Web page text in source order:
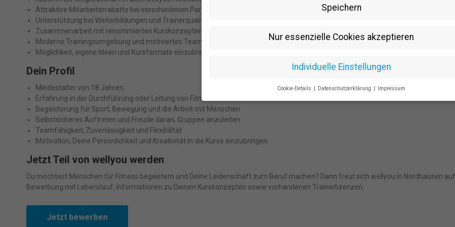
Attraktive Mitarbeiterrabatte bei verschiedenen Partnerunternehmen
Unterstützung bei Weiterbildungen und Trainerqualifikationen
Zusammenarbeit mit renommierten Kurskonzepten und Trainingsprogrammen
Moderne Trainingsumgebung und motiviertes Team
Möglichkeit, eigene Ideen und Kursformate einzubringen
Dein Profil
Mindestalter von 18 Jahren
Erfahrung in der Durchführung oder Leitung von Fitness- und Gesundheitskursen
Begeisterung für Sport, Bewegung und die Arbeit mit Menschen
Selbstsicheres Auftreten und Freude daran, Gruppen anzuleiten
Teamfähigkeit, Zuverlässigkeit und Flexibilität
Motivation, Deine Persönlichkeit und Kreativität in die Kurse einzubringen
Jetzt Teil von wellyou werden
Du möchtest Menschen für Fitness begeistern und Deine Leidenschaft zum Beruf machen? Dann freut sich wellyou in Nordhausen
Bewerbung mit Lebenslauf, Informationen zu Deinen Kurskonzepten sowie vorhandenen Trainerlizenzen.
Jetzt bewerben
Speichern
Nur essenzielle Cookies akzeptieren
Individuelle Einstellungen
Cookie-Details Datenschutzerklärung Impressum
Datenschutzeinstellungen
Wenn Sie unter 16 Jahre alt sind und Ihre Zustimmung zu freiwilligen Diensten
geben möchten, müssen Sie Ihre Erziehungsberechtigten um Erlaubnis bitten.
Wir verwenden Cookies und andere Technologien auf unserer Website. Einige
ihnen sind essenziell, während andere uns helfen, diese Website und Ihre
und Inhaltsmessung. Weitere Informationen über die Verwendung Ihrer Daten
finden Sie in unsererDatenschutzerklärung.Bitte beachten Sie, dass aufgrund